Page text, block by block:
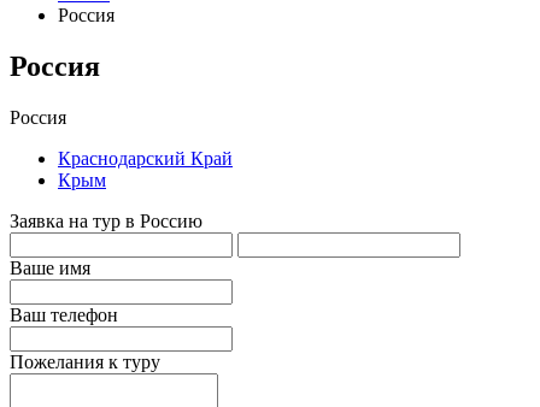
Россия
Россия
Россия
Краснодарский Край
Крым
Заявка на тур в Россию
Ваше имя
Ваш телефон
Пожелания к туру